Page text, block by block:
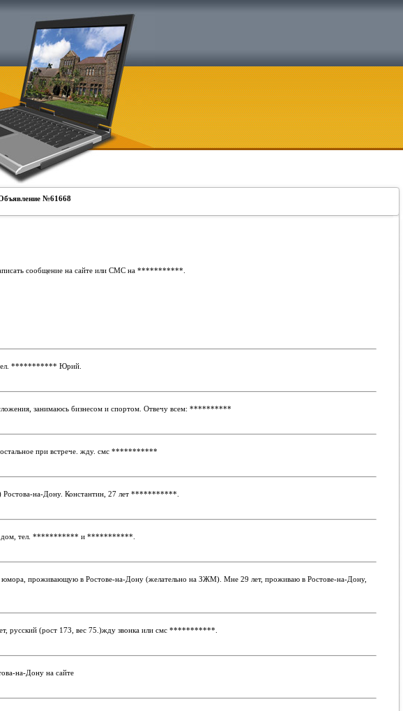
№61668
сообщение на сайте или СМС на ***********
*********** Юрий.
занимаюсь бизнесом и спортом. Отвечу всем: **********
при встрече. жду. смс ***********
на-Дону. Константин, 27 лет ***********
тел. *********** и ***********
проживающую в Ростове-на-Дону (желательно на ЗЖМ). Мне 29 лет, проживаю в Ростове-на-Дону,
русский (рост 173, вес 75.)жду звонка или смс ***********
на-Дону на сайте